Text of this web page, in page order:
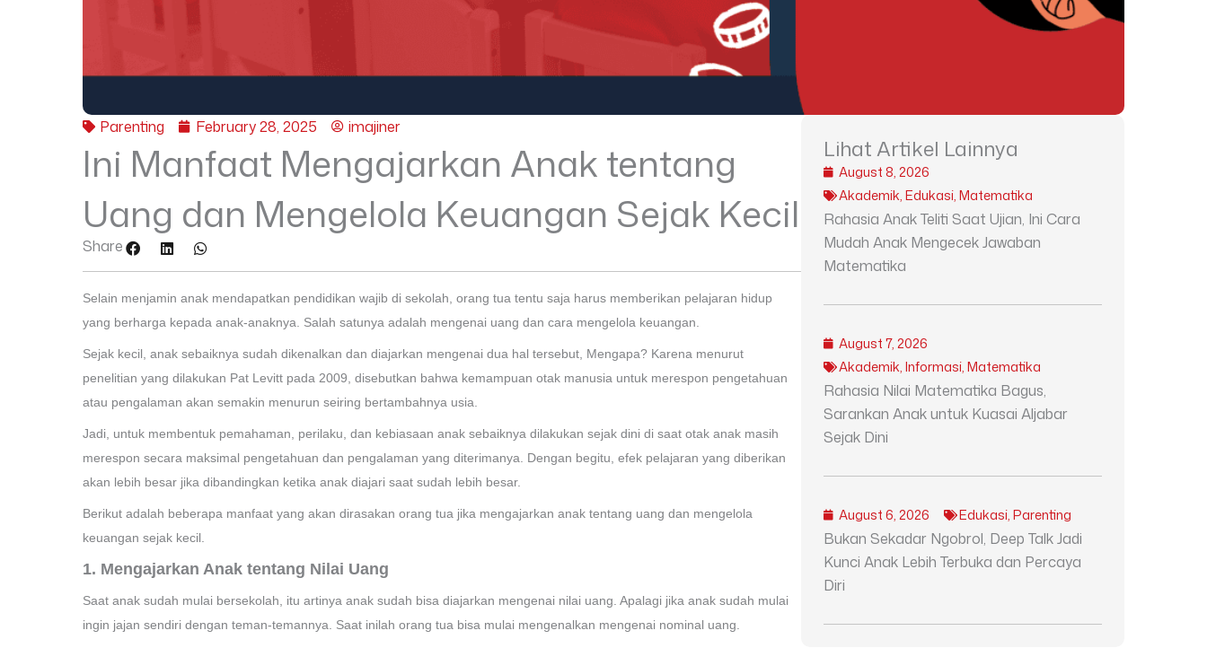
Parenting February 28, 2025 imajiner
Ini Manfaat Mengajarkan Anak tentang
Uang dan Mengelola Keuangan Sejak Kecil
Share
Selain menjamin anak mendapatkan pendidikan wajib di sekolah, orang tua tentu saja harus memberikan pelajaran hidup
yang berharga kepada anak-anaknya. Salah satunya adalah mengenai uang dan cara mengelola keuangan.
Sejak kecil, anak sebaiknya sudah dikenalkan dan diajarkan mengenai dua hal tersebut, Mengapa? Karena menurut
penelitian yang dilakukan Pat Levitt pada 2009, disebutkan bahwa kemampuan otak manusia untuk merespon pengetahuan
atau pengalaman akan semakin menurun seiring bertambahnya usia.
Jadi, untuk membentuk pemahaman, perilaku, dan kebiasaan anak sebaiknya dilakukan sejak dini di saat otak anak masih
merespon secara maksimal pengetahuan dan pengalaman yang diterimanya. Dengan begitu, efek pelajaran yang diberikan
akan lebih besar jika dibandingkan ketika anak diajari saat sudah lebih besar.
Berikut adalah beberapa manfaat yang akan dirasakan orang tua jika mengajarkan anak tentang uang dan mengelola
keuangan sejak kecil.
1. Mengajarkan Anak tentang Nilai Uang
Saat anak sudah mulai bersekolah, itu artinya anak sudah bisa diajarkan mengenai nilai uang. Apalagi jika anak sudah mulai
ingin jajan sendiri dengan teman-temannya. Saat inilah orang tua bisa mulai mengenalkan mengenai nominal uang.
Lihat Artikel Lainnya
August 8, 2026
Akademik,Edukasi,Matematika
Rahasia Anak Teliti Saat Ujian, Ini Cara
Mudah Anak Mengecek Jawaban
Matematika
August 7, 2026
Akademik,Informasi,Matematika
Rahasia Nilai Matematika Bagus,
Sarankan Anak untuk Kuasai Aljabar
Sejak Dini
August 6, 2026 Edukasi,Parenting
Bukan Sekadar Ngobrol, Deep Talk Jadi
Kunci Anak Lebih Terbuka dan Percaya
Diri